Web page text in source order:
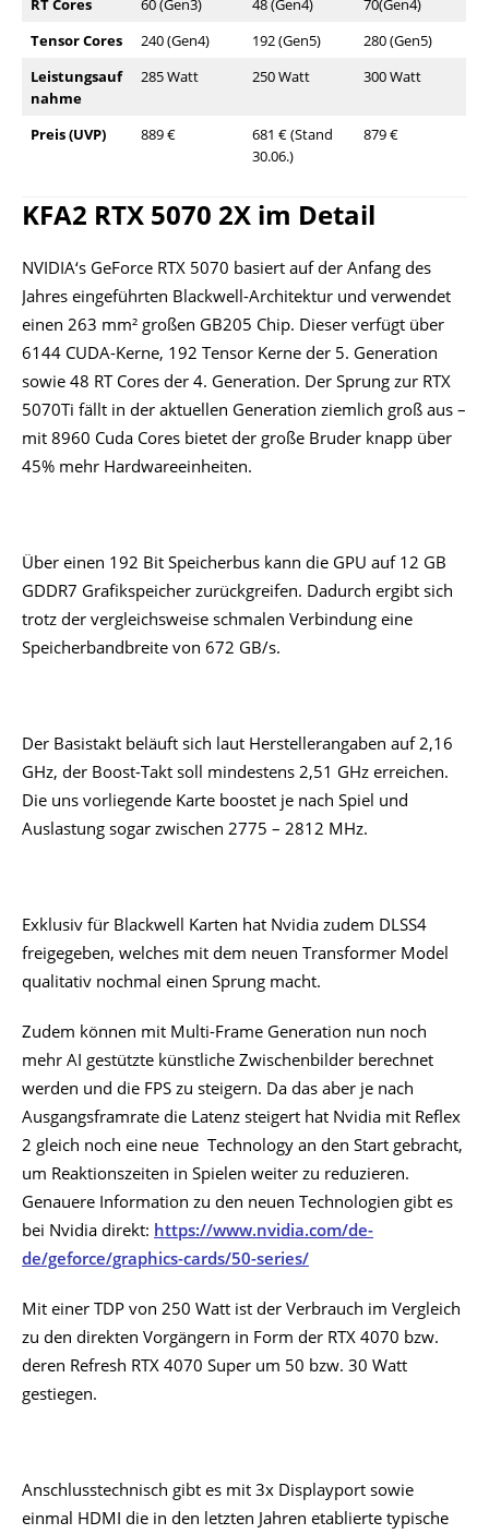
RT Cores 60 (Gen3) 48 (Gen4)
70(Gen4)
Tensor Cores
240 (Gen4) 192 (Gen5)
280 (Gen5)
Leistungsauf
nahme
285 Watt 250 Watt 300 Watt
Preis (UVP) 889 €
681 € (Stand
30.06.)
879 €
KFA2 RTX 5070 2X im Detail
NVIDIA‘s GeForce RTX 5070 basiert auf der Anfang des
Jahres eingeführten Blackwell-Architektur und verwendet
einen 263 mm² großen GB205 Chip. Dieser verfügt über
6144 CUDA-Kerne, 192 Tensor Kerne der 5. Generation
sowie 48 RT Cores der 4. Generation. Der Sprung zur RTX
5070Ti fällt in der aktuellen Generation ziemlich groß aus –
mit 8960 Cuda Cores bietet der große Bruder knapp über
45% mehr Hardwareeinheiten.
Über einen 192 Bit Speicherbus kann die GPU auf 12 GB
GDDR7 Grafikspeicher zurückgreifen. Dadurch ergibt sich
trotz der vergleichsweise schmalen Verbindung eine
Speicherbandbreite von 672 GB/s.
Der Basistakt beläuft sich laut Herstellerangaben auf 2,16
GHz, der Boost-Takt soll mindestens 2,51 GHz erreichen.
Die uns vorliegende Karte boostet je nach Spiel und
Auslastung sogar zwischen 2775 – 2812 MHz.
Exklusiv für Blackwell Karten hat Nvidia zudem DLSS4
freigegeben, welches mit dem neuen Transformer Model
qualitativ nochmal einen Sprung macht.
Zudem können mit Multi-Frame Generation nun noch
mehr AI gestützte künstliche Zwischenbilder berechnet
werden und die FPS zu steigern. Da das aber je nach
Ausgangsframrate die Latenz steigert hat Nvidia mit Reflex
2 gleich noch eine neue Technology an den Start gebracht,
um Reaktionszeiten in Spielen weiter zu reduzieren.
Genauere Information zu den neuen Technologien gibt es
bei Nvidia direkt: https://www.nvidia.com/de-
de/geforce/graphics-cards/50-series/
Mit einer TDP von 250 Watt ist der Verbrauch im Vergleich
zu den direkten Vorgängern in Form der RTX 4070 bzw.
deren Refresh RTX 4070 Super um 50 bzw. 30 Watt
gestiegen.
Anschlusstechnisch gibt es mit 3x Displayport sowie
einmal HDMI die in den letzten Jahren etablierte typische